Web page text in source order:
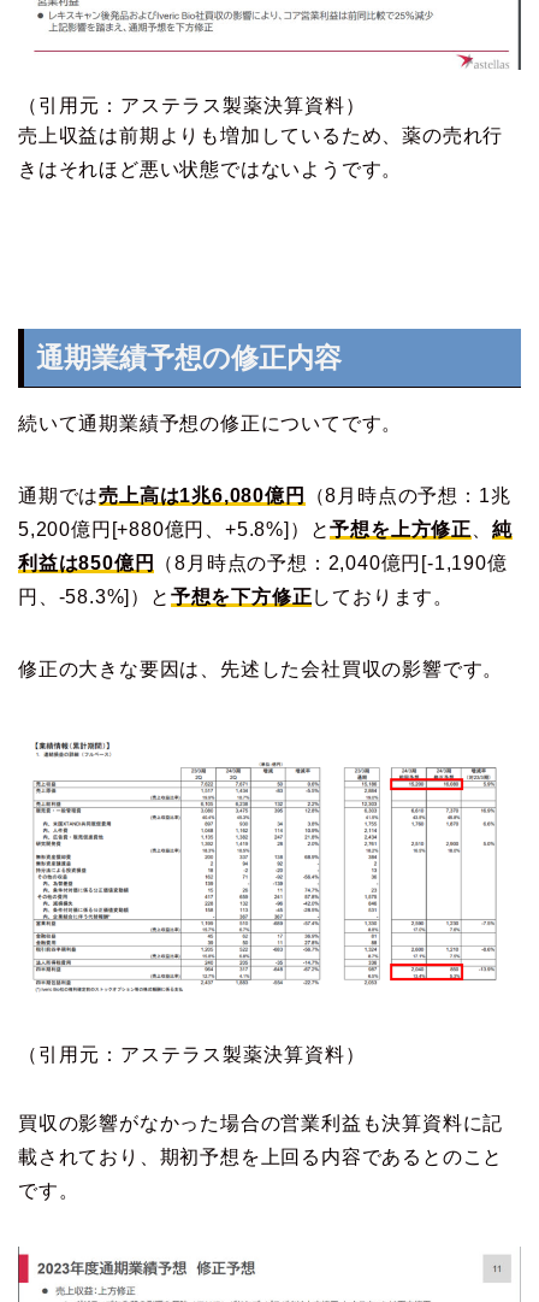
（引用元：アステラス製薬決算資料）
売上収益は前期よりも増加しているため、薬の売れ行
きはそれほど悪い状態ではないようです。
通期業績予想の修正内容
続いて通期業績予想の修正についてです。
通期では売上高は1兆6,080億円
（8月時点の予想：1兆
5,200億円[+880億円、+5.8%]）と予想を上方修正
純
利益は850億円
（8月時点の予想：2,040億円[-1,190億
円、-58.3%]）と 予想を下方修正しております。
修正の大きな要因は、先述した会社買収の影響です。
（引用元：アステラス製薬決算資料）
買収の影響がなかった場合の営業利益も決算資料に記
載されており、期初予想を上回る内容であるとのこと
です。